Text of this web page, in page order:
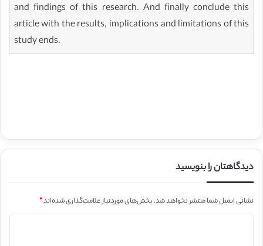
and findings of this research. And finally conclude this
article with the results, implications and limitations of this
study ends.
دیدگاهتان را بنویسید
نشانی ایمیل شما منتشر نخواهد شد.بخش‌های موردنیاز علامت‌گذاری شده‌اند*